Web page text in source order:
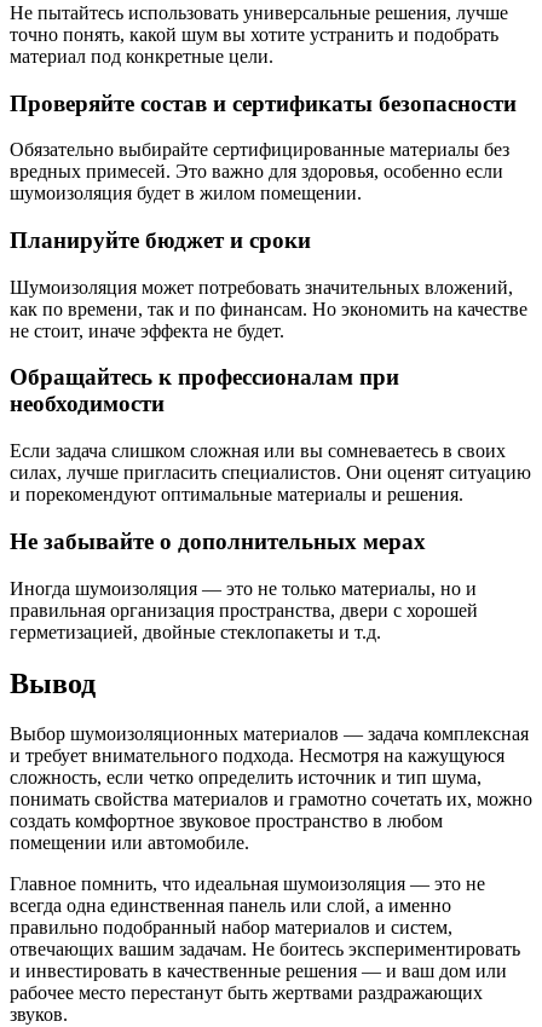
Не пытайтесь использовать универсальные решения, лучше
точно понять, какой шум вы хотите устранить и подобрать
материал под конкретные цели.
Проверяйте состав и сертификаты безопасности
Обязательно выбирайте сертифицированные материалы без
вредных примесей. Это важно для здоровья, особенно если
шумоизоляция будет в жилом помещении.
Планируйте бюджет и сроки
Шумоизоляция может потребовать значительных вложений,
как по времени, так и по финансам. Но экономить на качестве
не стоит, иначе эффекта не будет.
Обращайтесь к профессионалам при
необходимости
Если задача слишком сложная или вы сомневаетесь в своих
силах, лучше пригласить специалистов. Они оценят ситуацию
и порекомендуют оптимальные материалы и решения.
Не забывайте о дополнительных мерах
Иногда шумоизоляция — это не только материалы, но и
правильная организация пространства, двери с хорошей
герметизацией, двойные стеклопакеты и т.д.
Вывод
Выбор шумоизоляционных материалов — задача комплексная
и требует внимательного подхода. Несмотря на кажущуюся
сложность, если четко определить источник и тип шума,
понимать свойства материалов и грамотно сочетать их, можно
создать комфортное звуковое пространство в любом
помещении или автомобиле.
Главное помнить, что идеальная шумоизоляция — это не
всегда одна единственная панель или слой, а именно
правильно подобранный набор материалов и систем,
отвечающих вашим задачам. Не боитесь экспериментировать
и инвестировать в качественные решения — и ваш дом или
рабочее место перестанут быть жертвами раздражающих
звуков.